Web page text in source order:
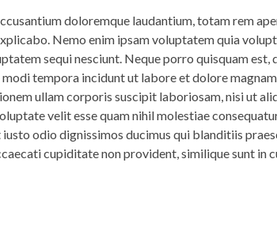
doloremque laudantium, totam rem
Nemo enim ipsam voluptatem quia
sequi nesciunt. Neque porro quisquam
tempora incidunt ut labore et dolore
ullam corporis suscipit laboriosam, nisi ut
velit esse quam nihil molestiae
odio dignissimos ducimus qui blanditiis
cupiditate non provident, similique sunt in